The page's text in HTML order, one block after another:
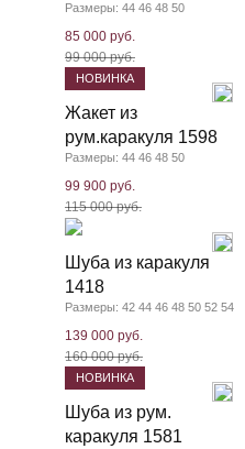
Размеры: 44 46 48 50
85 000 руб.
99 000 руб.
НОВИНКА
Жакет из
рум.каракуля 1598
Размеры: 44 46 48 50
99 900 руб.
115 000 руб.
Шуба из каракуля
1418
Размеры: 42 44 46 48 50 52 54
139 000 руб.
160 000 руб.
НОВИНКА
Шуба из рум.
каракуля 1581